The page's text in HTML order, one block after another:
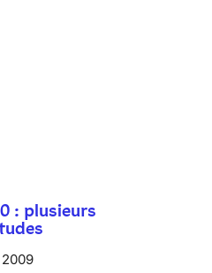
: plusieurs
2009